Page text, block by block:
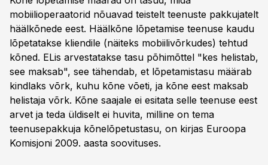
mobiilioperaatorid nõuavad teistelt teenuste pakkujatelt
häälkõnede eest. Häälkõne lõpetamise teenuse kaudu
lõpetatakse kliendile (näiteks mobiilivõrkudes) tehtud
kõned. ELis arvestatakse tasu põhimõttel "kes helistab,
see maksab", see tähendab, et lõpetamistasu määrab
kindlaks võrk, kuhu kõne võeti, ja kõne eest maksab
helistaja võrk. Kõne saajale ei esitata selle teenuse eest
arvet ja teda üldiselt ei huvita, milline on tema
teenusepakkuja kõnelõpetustasu, on kirjas Euroopa
Komisjoni 2009. aasta soovituses.